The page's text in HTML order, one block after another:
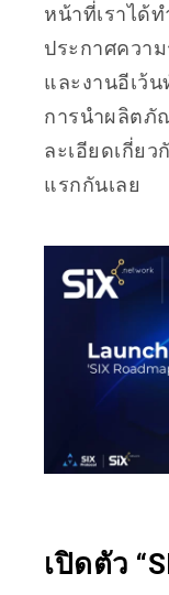
หน้าที่เราได้
ประกาศควา
และงานอีเว้
การนำผลิตภั
ละเอียดเกี่ย
แรกกันเลย
เปิดตัว